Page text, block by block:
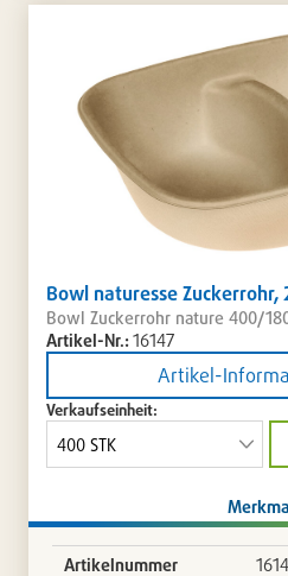
Bowl naturesse
Bowl Zuckerrohr nature 400/
Artikel-Nr.:16147
Artikel-
Verkaufseinheit:
Artikelnummer